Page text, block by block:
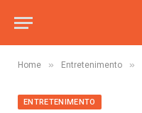
Home » Entretenimento »
ENTRETENIMENTO